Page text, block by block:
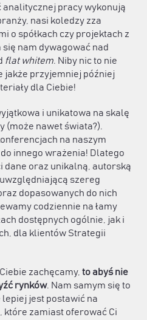
analitycznej pracy wykonują
nasi koledzy zza
o spółkach czy projektach z
nam dywagować nad
flat whitem. Niby nic to nie
jakże przyjemniej później
dla Ciebie!
i unikatowa na skalę
(może nawet świata?).
na naszym
innego wrażenia! Dlatego
dane oraz unikalną, autorską
szereg
dopasowanych do nich
codziennie na łamy
dostępnych ogólnie, jak i
dla klientów Strategii
zachęcamy, to abyś nie
rynków. Nam samym się to
lepiej jest postawić na
które zamiast oferować Ci